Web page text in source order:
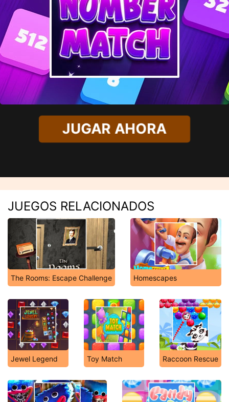
JUGAR AHORA
JUEGOS RELACIONADOS
The Rooms: Escape Challenge Homescapes
Jewel Legend Toy Match Raccoon Rescue